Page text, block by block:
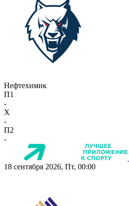
Нефтехимик
П1
-
X
-
П2
-
18 сентября 2026, Пт, 00:00